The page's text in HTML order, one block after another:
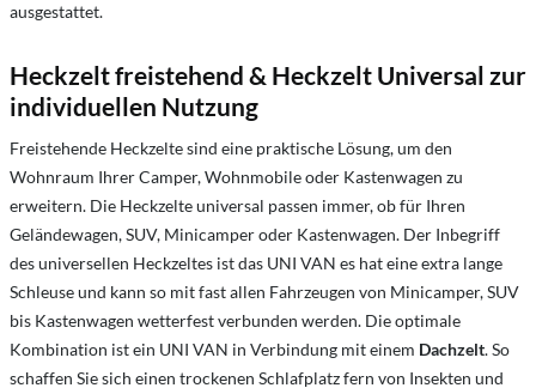
ausgestattet.
Heckzelt freistehend & Heckzelt Universal zur
individuellen Nutzung
Freistehende Heckzelte sind eine praktische Lösung, um den
Wohnraum Ihrer Camper, Wohnmobile oder Kastenwagen zu
erweitern. Die Heckzelte universal passen immer, ob für Ihren
Geländewagen, SUV, Minicamper oder Kastenwagen. Der Inbegriff
des universellen Heckzeltes ist das UNI VAN es hat eine extra lange
Schleuse und kann so mit fast allen Fahrzeugen von Minicamper, SUV
bis Kastenwagen wetterfest verbunden werden. Die optimale
Kombination ist ein UNI VAN in Verbindung mit einem Dachzelt. So
schaffen Sie sich einen trockenen Schlafplatz fern von Insekten und